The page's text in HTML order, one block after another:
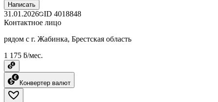
Написать
31.01.2026 ID 4018848
Контактное лицо
рядом с г. Жабинка, Брестская область
1 175 ƃ/мес.
Конвертер валют